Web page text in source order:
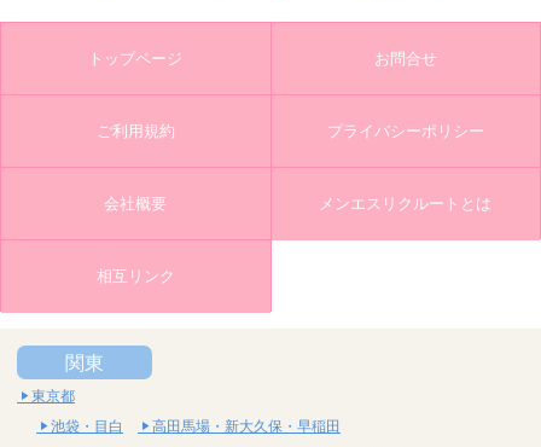
トップページ お問合せ
ご利用規約 プライバシーポリシー
会社概要 メンエスリクルートとは
相互リンク
関東
東京都
池袋・目白
高田馬場・新大久保・早稲田